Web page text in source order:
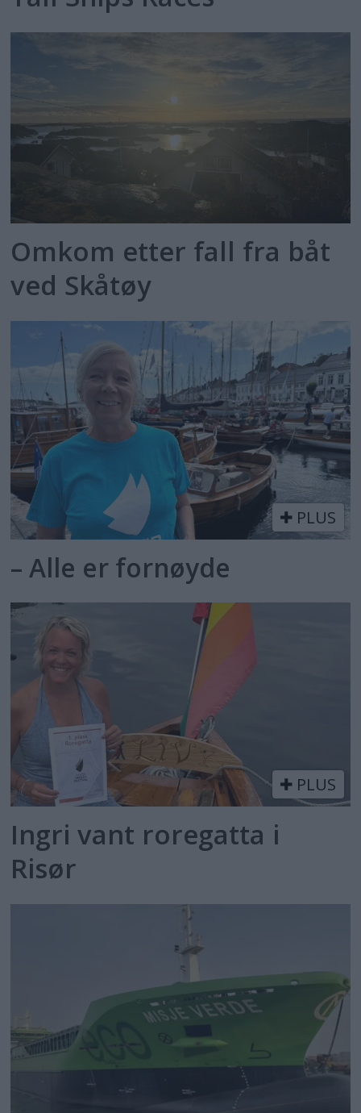
Omkom etter fall fra båt
ved Skåtøy
PLUS
– Alle er fornøyde
PLUS
Ingri vant roregatta i
Risør